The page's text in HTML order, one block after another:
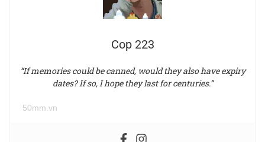
Cop 223
“If memories could be canned, would they also have expiry
dates? If so, I hope they last for centuries.”
50mm.vn